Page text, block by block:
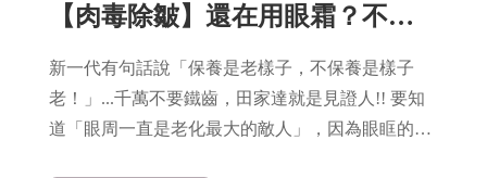
【肉毒除皺】還在用眼霜？不老男星田家達教你，3秒拉緊眼尾法！
新一代有句話說「保養是老樣子，不保養是樣子
老！」...千萬不要鐵齒，田家達就是見證人!! 要知
道「眼周一直是老化最大的敵人」，因為眼眶的